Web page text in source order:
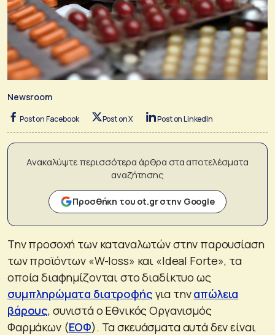
Newsroom
Post on Facebook Post on X Post on LinkedIn
Ανακαλύψτε περισσότερα άρθρα στα αποτελέσματα
αναζήτησης
Προσθήκη του ot.gr στην Google
Την προσοχή των καταναλωτών στην παρουσίαση
των προϊόντων «W-loss» και «Ideal Forte», τα
οποία διαφημίζονται στο διαδίκτυο ως
συμπληρώματα διατροφής για τηναπώλεια
βάρους, συνιστά ο Εθνικός Οργανισμός
Φαρμάκων (ΕΟΦ). Τα σκευάσματα αυτά δεν είναι